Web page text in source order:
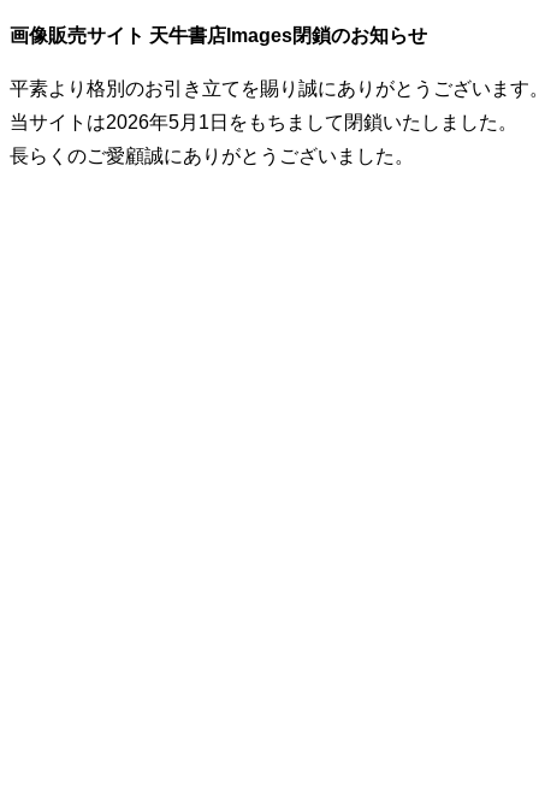
画像販売サイト 天牛書店Images閉鎖のお知らせ
平素より格別のお引き立てを賜り誠にありがとうございます
当サイトは2026年5月1日をもちまして閉鎖いたしました。
長らくのご愛顧誠にありがとうございました。